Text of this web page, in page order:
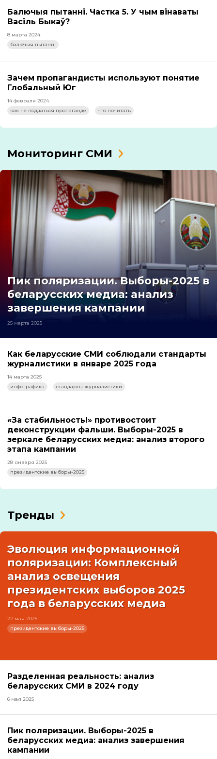
Балючыя пытанні. Частка 5. У чым вінаваты
Васіль Быкаў?
8 марта 2024
балючыя пытанні
Зачем пропагандисты используют понятие
Глобальный Юг
14 февраля 2024
как не поддаться пропаганде
что почитать
Мониторинг СМИ
Пик поляризации. Выборы-2025 в
беларусских медиа: анализ
завершения кампании
25 марта 2025
Как беларусские СМИ соблюдали стандарты
журналистики в январе 2025 года
14 марта 2025
инфографика
стандарты журналистики
«За стабильность!» противостоит
деконструкции фальши. Выборы-2025 в
зеркале беларусских медиа: анализ второго
этапа кампании
28 января 2025
президентские выборы-2025
Тренды
Эволюция информационной
поляризации: Комплексный
анализ освещения
президентских выборов 2025
года в беларусских медиа
22 мая 2025
президентские выборы-2025
Разделенная реальность: анализ
беларусских СМИ в 2024 году
6 мая 2025
Пик поляризации. Выборы-2025 в
беларусских медиа: анализ завершения
кампании